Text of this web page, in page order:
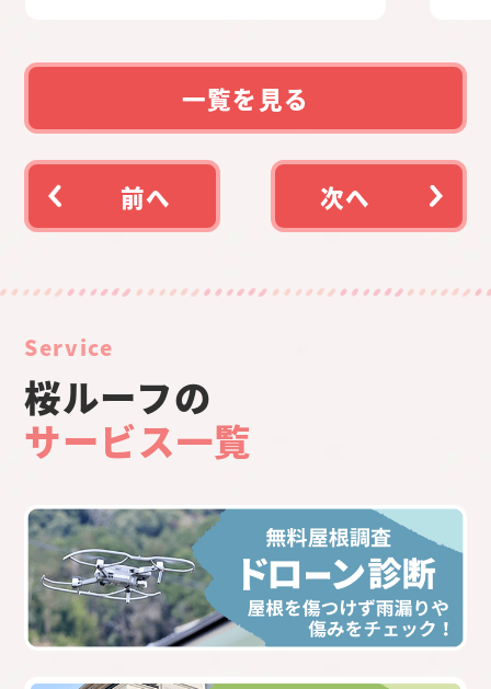
前へ
一覧を見る
次へ
Service
桜ルーフの
サービス一覧